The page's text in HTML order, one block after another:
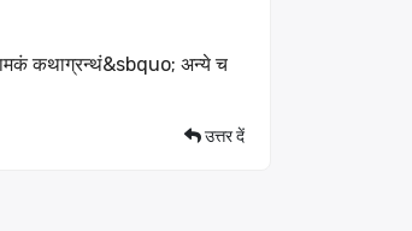
कथाग्रन्थं&sbquo; अन्ये च
उत्तर दें